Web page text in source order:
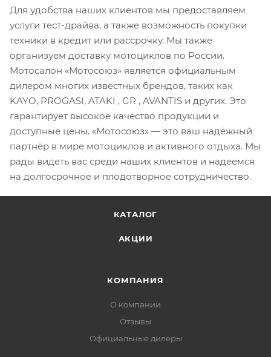
Для удобства наших клиентов мы предоставляем
услуги тест-драйва, а также возможность покупки
техники в кредит или рассрочку. Мы также
организуем доставку мотоциклов по России.
Мотосалон «Мотосоюз» является официальным
дилером многих известных брендов, таких как
KAYO, PROGASI, ATAKI , GR , AVANTIS и других. Это
гарантирует высокое качество продукции и
доступные цены. «Мотосоюз» — это ваш надёжный
партнёр в мире мотоциклов и активного отдыха. Мы
рады видеть вас среди наших клиентов и надеемся
на долгосрочное и плодотворное сотрудничество.
КАТАЛОГ
АКЦИИ
КОМПАНИЯ
О компании
Отзывы
Официальные дилеры